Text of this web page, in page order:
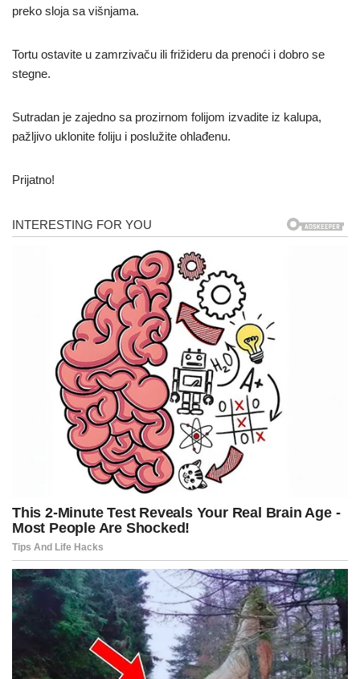
preko sloja sa višnjama.
Tortu ostavite u zamrzivaču ili frižideru da prenoći i dobro se
stegne.
Sutradan je zajedno sa prozirnom folijom izvadite iz kalupa,
pažljivo uklonite foliju i poslužite ohlađenu.
Prijatno!